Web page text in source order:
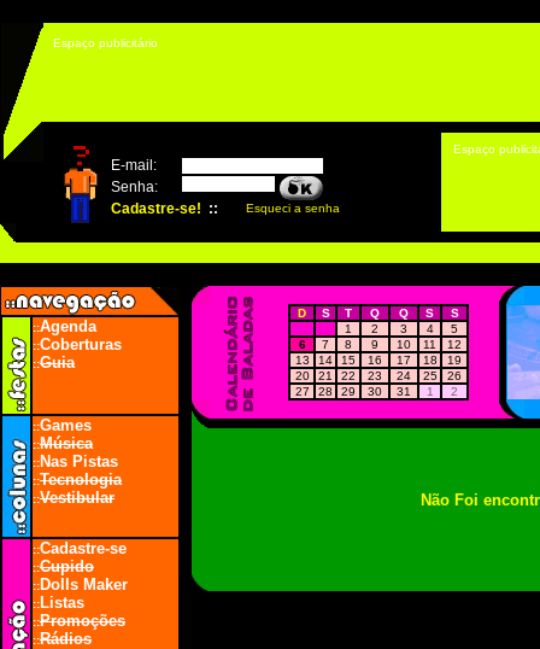
Espaço publicitário
Espaço
::Agenda
::Coberturas
::Guia
::Games
::Música
::Nas Pistas
::Tecnologia
::Vestibular
::Cadastre-se
::Cupido
::Dolls Maker
::Listas
::Promoções
::Rádios
Não Foi
D S T Q Q S
S
1
2 3 4
5
6
7 8 9 10 11
12
13
14 15 16 17 18
19
20
21 22 23 24 25
26
27
28 29 30 31 1 2